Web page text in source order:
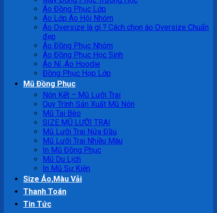
Áo Đồng Phục Lớp
Áo Lớp Áo Hội Nhóm
Áo Oversize là gì ? Cách chọn áo Oversize Chuẩn
đẹp
Áo Đồng Phục Nhóm
Áo Đồng Phục Học Sinh
Áo Nỉ ,Áo Hoodie
Đồng Phục Họp Lớp
Mũ Đồng Phục
Nón Kết – Mũ Lưỡi Trai
Quy Trình Sản Xuất Mũ Nón
Mũ Tai Bèo
SIZE MŨ LƯỠI TRAI
Mũ Lưỡi Trai Nửa Đầu
Mũ Lưỡi Trai Nhiều Màu
In Mũ Đồng Phục
Mũ Du Lịch
In Mũ Sự Kiện
Size Áo,Màu Vải
Thanh Toán
Tin Tức